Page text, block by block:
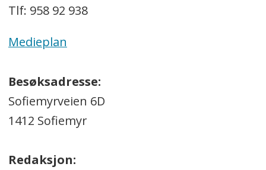
Tlf: 958 92 938
Medieplan
Besøksadresse:
Sofiemyrveien 6D
1412 Sofiemyr
Redaksjon: